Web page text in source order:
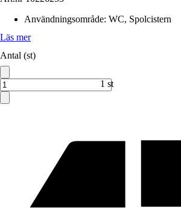
Användningsområde: WC, Spolcistern
Läs mer
Antal (st)
1 st